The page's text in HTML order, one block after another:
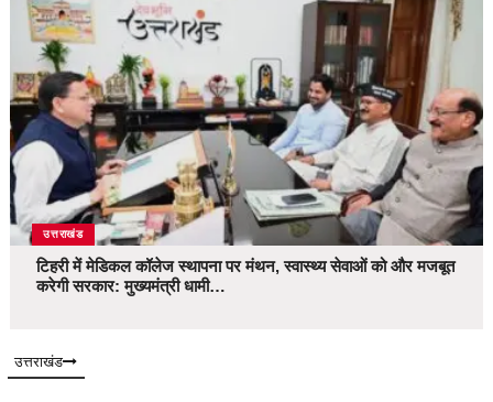
उत्तराखंड
टिहरी में मेडिकल कॉलेज स्थापना पर मंथन, स्वास्थ्य सेवाओं को और मजबूत
करेगी सरकार: मुख्यमंत्री धामी…
उत्तराखंड